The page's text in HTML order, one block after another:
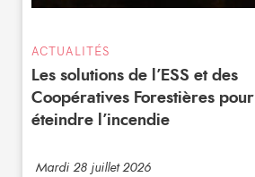
ACTUALITÉS
Les solutions de l’ESS et des
Coopératives Forestières pour
éteindre l’incendie
Mardi 28 juillet 2026